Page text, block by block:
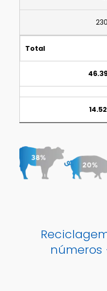
Total
números